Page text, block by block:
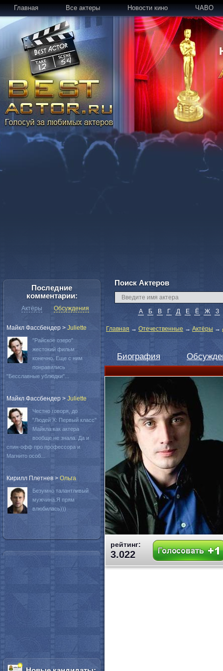
Главная Все актеры Новости кино ЧАВО
Поиск Актеров
А Б В Г Д Е Ё Ж З
Главная → Отечественные → Актёры →
Биография
рейтинг:
3.022
Последние
комментарии:
Актёры Обсуждения
Майкл Фассбендер > Juliette
"Райское озеро"
жестокий фильм
конечно. Еще с ним
понравились
"Бесславные ублюдки"...
Майкл Фассбендер > Juliette
Честно говоря, до
"Людей Х: Первый класс"
Майкла как актера
вообще не знала. Да и
спин-офф про профессора и
Магнито особ...
Кирилл Плетнев > Oльга
Безумно талантливый
мужчина.Я прям
влюбилась)))